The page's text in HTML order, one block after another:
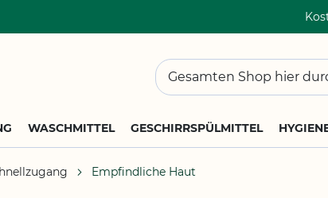
Suchen
WASCHMITTEL GESCHIRRSPÜLMITTEL
Empfindliche Haut